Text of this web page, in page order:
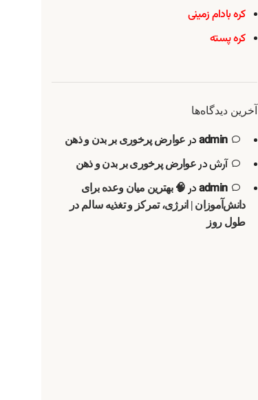
کره بادام زمینی
کره پسته
آخرین دیدگاه‌ها
adminدر عوارض پرخوری بر بدن و ذهن
آرشدرعوارض پرخوری بر بدن و ذهن
adminدر 🧠 بهترین میان وعده برای
دانش‌آموزان | انرژی، تمرکز و تغذیه سالم در
طول روز